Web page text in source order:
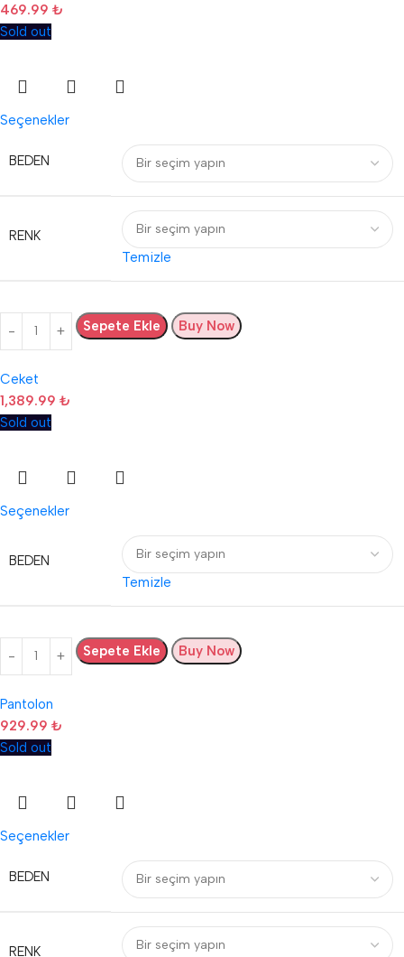
469.99 ₺
Sold out
Seçenekler
BEDEN
RENK
Temizle
Sepete Ekle Buy Now
Ceket
1,389.99 ₺
Sold out
Seçenekler
BEDEN
Temizle
Sepete Ekle Buy Now
Pantolon
929.99 ₺
Sold out
Seçenekler
BEDEN
RENK